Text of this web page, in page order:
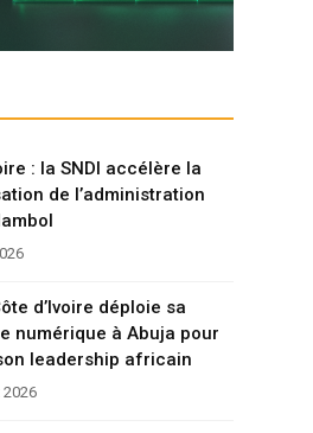
: la SNDI accélère la
de l’administration
d’Ivoire déploie sa
numérique à Abuja pour
leadership africain